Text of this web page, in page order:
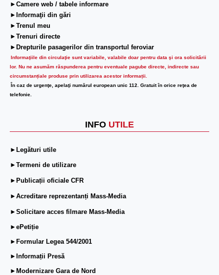
►Camere web / tabele informare
►Informaţii din gări
►Trenul meu
►Trenuri directe
►Drepturile pasagerilor din transportul feroviar
Informaţiile din circulaţie sunt variabile, valabile doar pentru data şi ora solicitării
lor. Nu ne asumăm răspunderea pentru eventuale pagube directe, indirecte sau
circumstanțiale produse prin utilizarea acestor informații.
În caz de urgenţe, apelaţi numărul european unic 112. Gratuit în orice reţea de
telefonie.
INFO UTILE
►Legături utile
►Termeni de utilizare
►Publicații oficiale CFR
►Acreditare reprezentanți Mass-Media
►Solicitare acces filmare Mass-Media
►ePetiție
►Formular Legea 544/2001
►Informații Presă
►Modernizare Gara de Nord